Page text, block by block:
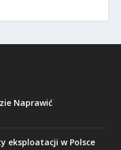
Naprawić
eksploatacji w Polsce